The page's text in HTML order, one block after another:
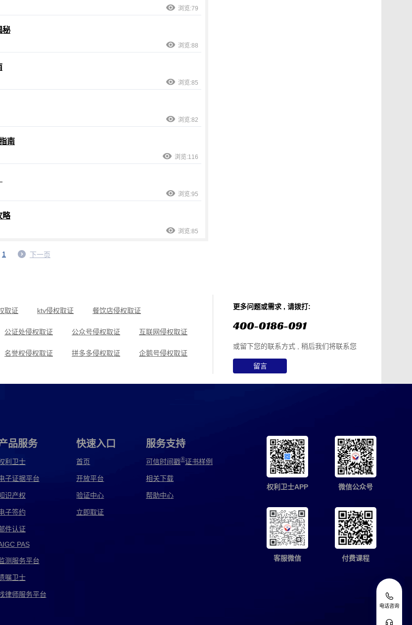
浏览:79
秘
浏览:88
浏览:85
浏览:82
南
浏览:116
浏览:95
略
浏览:85
1 下一页
取证 ktv侵权取证 餐饮店侵权取证
公证处侵权取证 公众号侵权取证 互联网侵权取证
名誉权侵权取证 拼多多侵权取证 企鹅号侵权取证
权取证 电商侵权取证 电影侵权取证
权取证 房屋侵权取证
权取证 购物侵权取证
权取证
权取证
更多问题或需求 , 请拨打:
或留下您的联系方式 , 稍后我们将联系您
留言
品服务
利卫士
子证据平台
识产权
子签约
件认证
PAS
测服务平台
嘱卫士
律师服务平台
快速入口
首页
开放平台
验证中心
立即取证
服务支持
可信时间戳®证书样例
相关下载
帮助中心
权利卫士APP 微信公众号
客服微信 付费课程
电话咨询